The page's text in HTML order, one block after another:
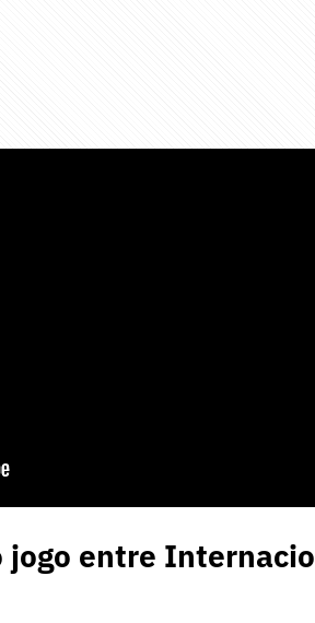
que não venda Vitão ao
jogo entre